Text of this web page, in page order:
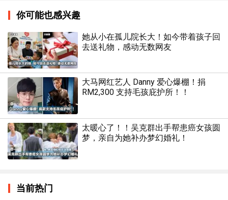
你可能也感兴趣
她从小在孤儿院长大！如今带着孩子回
去送礼物，感动无数网友
大马网红艺人 Danny 爱心爆棚！捐
RM2,300 支持毛孩庇护所！！
太暖心了！！吴克群出手帮患癌女孩圆
梦，亲自为她补办梦幻婚礼！
当前热门